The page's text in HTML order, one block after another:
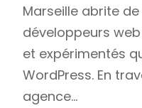
Marseille abrite
développeurs
et expérimentés
WordPress. En
agence...